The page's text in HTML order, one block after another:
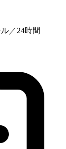
／24時間